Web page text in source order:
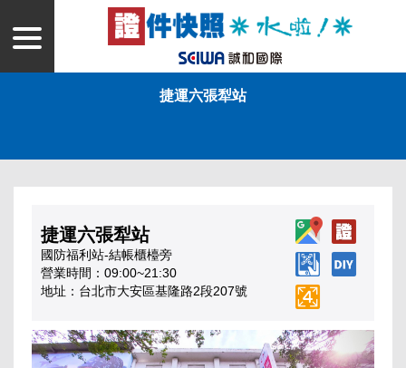
捷運六張犁站
捷運六張犁站
國防福利站-結帳櫃檯旁
營業時間：09:00~21:30
地址：台北市大安區基隆路2段207號